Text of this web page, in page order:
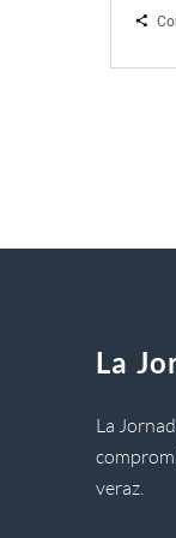
La
La
veraz.